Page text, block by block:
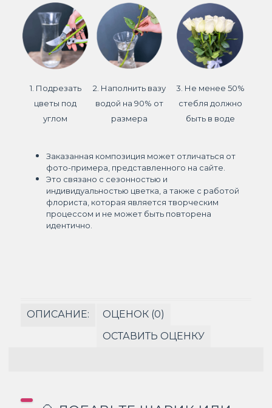
1. Подрезать
цветы под
углом
2. Наполнить вазу
водой на 90% от
размера
3. Не менее 50%
стебля должно
быть в воде
Заказанная композиция может отличаться от
фото-примера, представленного на сайте.
Это связано с сезонностью и
индивидуальностью цветка, а также с работой
флориста, которая является творческим
процессом и не может быть повторена
идентично.
ОПИСАНИЕ:
ОЦЕНОК (0)
ОСТАВИТЬ ОЦЕНКУ